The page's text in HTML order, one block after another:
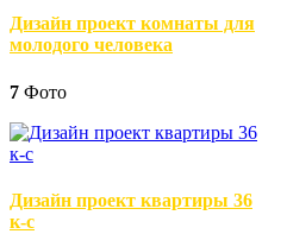
Дизайн проект комнаты для
молодого человека
7 Фото
Дизайн проект квартиры 36
к-с